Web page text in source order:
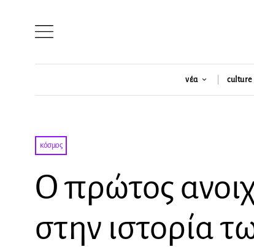
νέα culture
κόσμος
O πρώτος
στην ιστορία